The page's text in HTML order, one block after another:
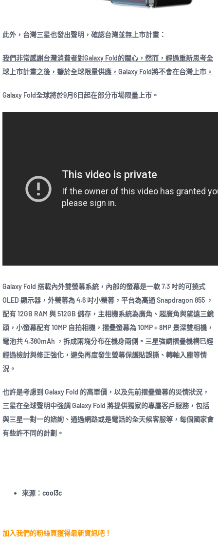
此外，台灣三星也發出聲明，確認台灣並無上市計畫：
我們非常感謝台灣消費者對Galaxy Fold的關心，然而，經過重新思考全
球上市計畫之後，鑒於全球限量供應，Galaxy Fold將不會在台灣上市。
Galaxy Fold全球將於9月6日起在部分市場限量上市。
Galaxy Fold 搭載內外雙螢幕系統，內部的螢幕是一款 7.3 吋的可撓式
OLED 顯示器，外螢幕為 4.6 吋小螢幕，平台為高通 Snapdragon 855 ，
配有 12GB RAM 與 512GB 儲存，主相機系統為廣角、超廣角與望遠三鏡
頭，小螢幕配有 10MP 自拍相機，摺疊螢幕為 10MP + 8MP 景深雙相機，
電池共 4,380mAh ，拆成兩塊分布在機身兩側。三星強調摺疊機構已經
經過檢討與修正強化，避免再度發生螢幕保護貼誤撕、轉軸入塵等情
況。
也許是考慮到 Galaxy Fold 的高單價，以及先前摺疊螢幕的災情狀況，
三星在全球聲明中強調 Galaxy Fold 將提供獨家的專屬客戶服務，包括
與三星一對一的諮詢、通過網路或是電話的全天候客服等，每個國家會
有些許不同的計劃。
來源： cool3c
加入我們的粉絲頁獲得最新資訊吧！